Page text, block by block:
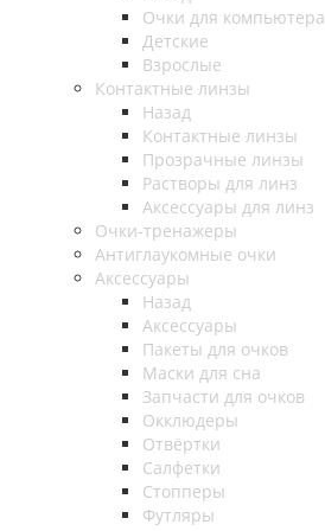
Очки для компьютера
Детские
Взрослые
Контактные линзы
Назад
Контактные линзы
Прозрачные линзы
Растворы для линз
Аксессуары для линз
Очки-тренажеры
Антиглаукомные очки
Аксессуары
Назад
Аксессуары
Пакеты для очков
Маски для сна
Запчасти для очков
Окклюдеры
Отвёртки
Салфетки
Стопперы
Футляры